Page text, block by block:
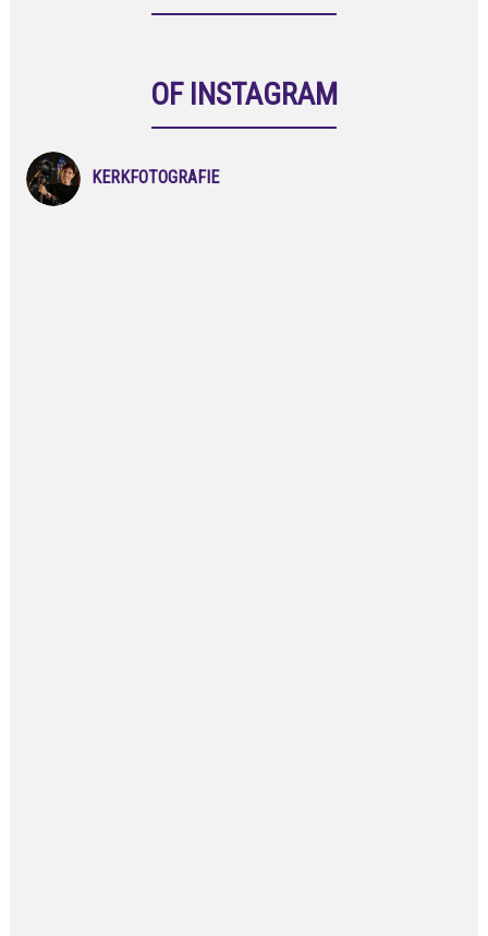
OF INSTAGRAM
KERKFOTOGRAFIE